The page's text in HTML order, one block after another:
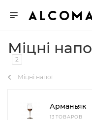
Міцні
2
Міцні напої
Арманьяк
13 ТОВАРОВ